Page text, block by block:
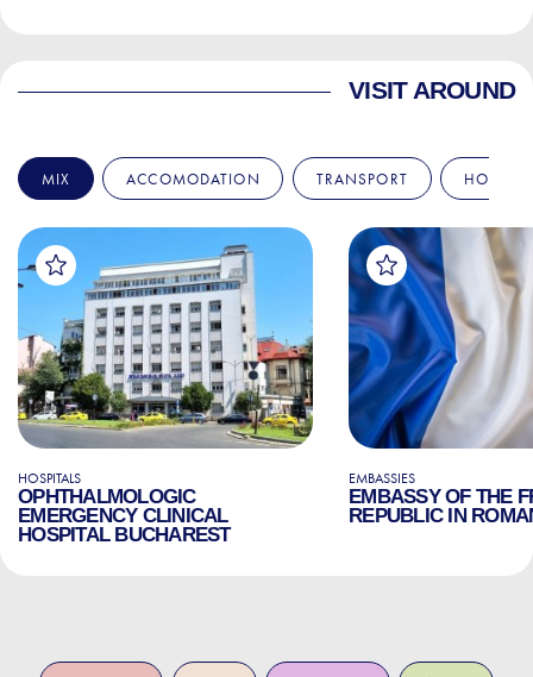
VISIT AROUND
MIX ACCOMODATION TRANSPORT
HOSPITALS
OPHTHALMOLOGIC
EMERGENCY CLINICAL
HOSPITAL BUCHAREST
EMBASSIES
EMBASSY OF THE
REPUBLIC IN